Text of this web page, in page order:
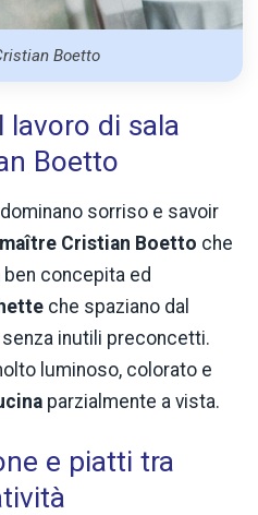
Boetto
lavoro di sala
Boetto
sorriso e savoir
maître Cristian Boetto che
ben concepita ed
che spaziano dal
inutili preconcetti.
luminoso, colorato e
parzialmente a vista.
e piatti tra